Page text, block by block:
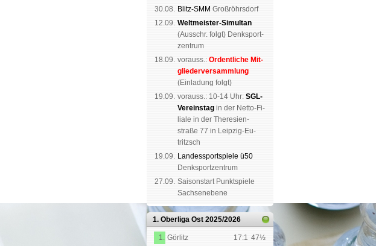
30.08. Blitz-SMM Groß­röhrs­dorf
12.09. Weltmeister-Simultan
(Aus­schr. folgt) Denk­sport­
zen­trum
18.09. vorauss.: Or­dent­li­che Mit­
glie­der­ver­samm­lung
(Ein­la­dung folgt)
19.09. vor­auss.: 10-14 Uhr: SGL-
Ver­eins­tag in der Netto-Fi­
li­a­le in der The­re­sien­
straße 77 in Leip­zig-Eu­
tritzsch
19.09. Landes­sport­spiele ü50
Denk­sport­zen­trum
27.09. Saison­start Punkt­spiele
Sachsen­ebene
1. Oberliga Ost 2025/2026
1. Görlitz 17:1 47½